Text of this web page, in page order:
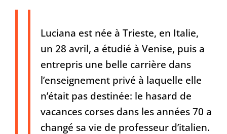
Luciana est née à Trieste, en Italie,
un 28 avril, a étudié à Venise, puis a
entrepris une belle carrière dans
l’enseignement privé à laquelle elle
n’était pas destinée: le hasard de
vacances corses dans les années 70 a
changé sa vie de professeur d’italien.